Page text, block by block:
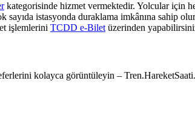
kategorisinde hizmet vermektedir. Yolcular için
istasyonda duraklama imkânına sahip
işlemlerini TCDD e-Biletüzerinden
kolayca görüntüleyin –